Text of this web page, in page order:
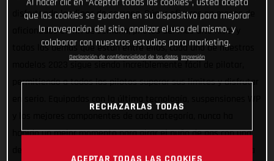
disfrutando los fines de semana. Súper eficaces en manos de
aficionados de fin de semana, pilotos del más alto nivel y
todos los demás que están entre ellos, cada uno de nuestros
permitiendo a todos los pilotos superar sus límites y disfrutar
habido un mejor momento para girar el puño de gas con una
que las cookies se guarden en su dispositivo para mejorar
la navegación del sitio, analizar el uso del mismo, y
colaborar con nuestros estudios para marketing.
Declaración de confidencialidad de los datos Impresión
RECHAZARLAS TODAS